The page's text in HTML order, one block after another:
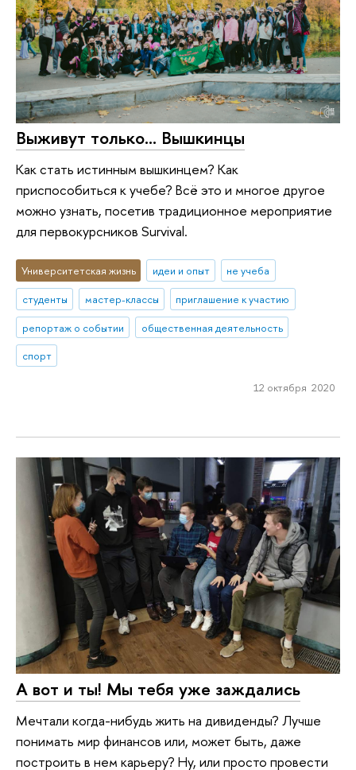
Выживут только… Вышкинцы
Как стать истинным вышкинцем? Как
приспособиться к учебе? Всё это и многое другое
можно узнать, посетив традиционное мероприятие
для первокурсников Survival.
Университетская жизнь идеи и опыт
не учеба
студенты
мастер-классы
приглашение к участию
репортаж о событии
общественная деятельность
спорт
12 октября 2020
А вот и ты! Мы тебя уже заждались
Мечтали когда-нибудь жить на дивиденды? Лучше
понимать мир финансов или, может быть, даже
построить в нем карьеру? Ну, или просто провести